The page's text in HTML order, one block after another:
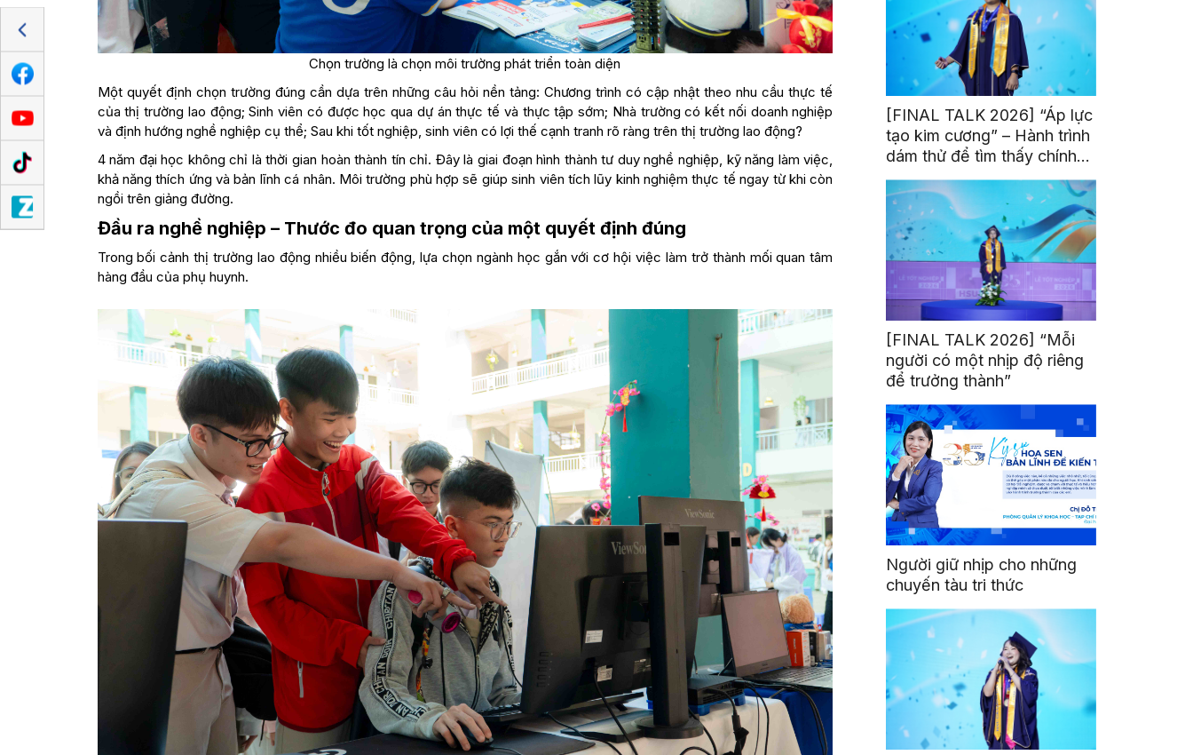
Chọn trường là chọn môi trường phát triển toàn diện
Một quyết định chọn trường đúng cần dựa trên những câu hỏi nền tảng: Chương trình có cập nhật theo nhu cầu thực tế
của thị trường lao động; Sinh viên có được học qua dự án thực tế và thực tập sớm; Nhà trường có kết nối doanh nghiệp
và định hướng nghề nghiệp cụ thể; Sau khi tốt nghiệp, sinh viên có lợi thế cạnh tranh rõ ràng trên thị trường lao động?
4 năm đại học không chỉ là thời gian hoàn thành tín chỉ. Đây là giai đoạn hình thành tư duy nghề nghiệp, kỹ năng làm việc,
khả năng thích ứng và bản lĩnh cá nhân. Môi trường phù hợp sẽ giúp sinh viên tích lũy kinh nghiệm thực tế ngay từ khi còn
ngồi trên giảng đường.
Đầu ra nghề nghiệp – Thước đo quan trọng của một quyết định đúng
Trong bối cảnh thị trường lao động nhiều biến động, lựa chọn ngành học gắn với cơ hội việc làm trở thành mối quan tâm
hàng đầu của phụ huynh.
[FINAL TALK 2026] “Áp lực
tạo kim cương” – Hành trình
dám thử để tìm thấy chính
mình
[FINAL TALK 2026] “Mỗi
người có một nhịp độ riêng
để trưởng thành”
Người giữ nhịp cho những
chuyến tàu tri thức